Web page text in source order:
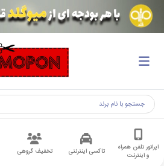
اپراتور تلفن همراه
و اینترنت
تاکسی اینترنتی تخفیف گروهی